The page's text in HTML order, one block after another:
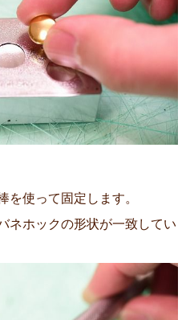
を使って固定します。
ネホックの形状が一致してい